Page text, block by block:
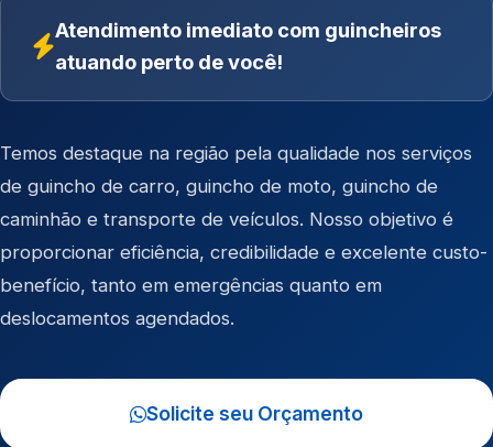
Atendimento imediato com guincheiros
atuando perto de você!
Temos destaque na região pela qualidade nos serviços
de guincho de carro, guincho de moto, guincho de
caminhão e transporte de veículos. Nosso objetivo é
proporcionar eficiência, credibilidade e excelente custo-
benefício, tanto em emergências quanto em
deslocamentos agendados.
Solicite seu Orçamento